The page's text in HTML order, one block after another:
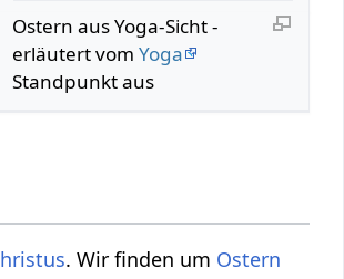
Ostern aus Yoga-Sicht -
erläutert vomYoga
Standpunkt aus
. Wir finden um Ostern